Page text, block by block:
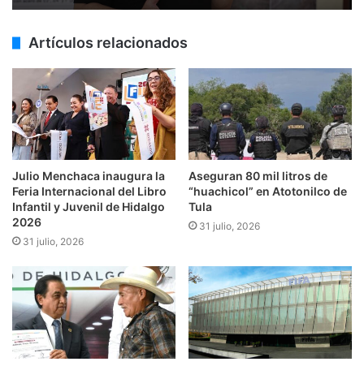
Artículos relacionados
Julio Menchaca inaugura la
Feria Internacional del Libro
Infantil y Juvenil de Hidalgo
2026
31 julio, 2026
Aseguran 80 mil litros de
“huachicol” en Atotonilco de
Tula
31 julio, 2026